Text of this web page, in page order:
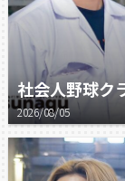
2026/08/05